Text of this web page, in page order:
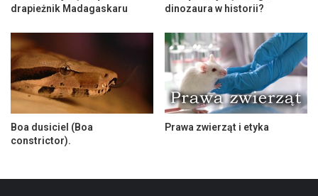
drapieżnik Madagaskaru
dinozaura w historii?
Boa dusiciel (Boa
constrictor).
Prawa zwierząt i etyka